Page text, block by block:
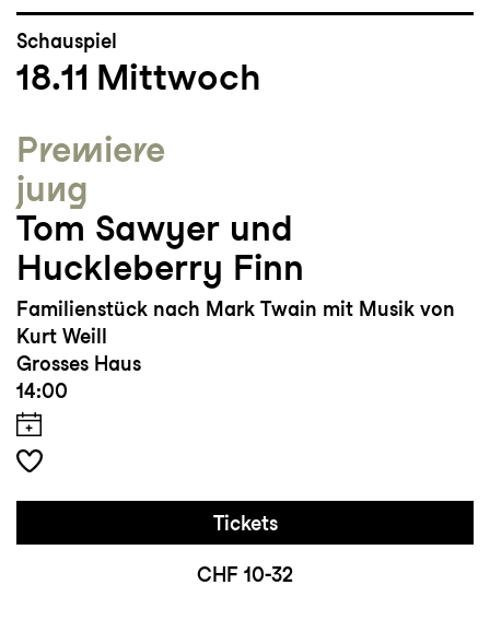
Schauspiel
18.11 Mittwoch
Premiere
jung
Tom Sawyer und
Huckleberry Finn
Familienstück nach Mark Twain mit Musik von
Kurt Weill
Grosses Haus
14:00
Tickets
CHF 10-32